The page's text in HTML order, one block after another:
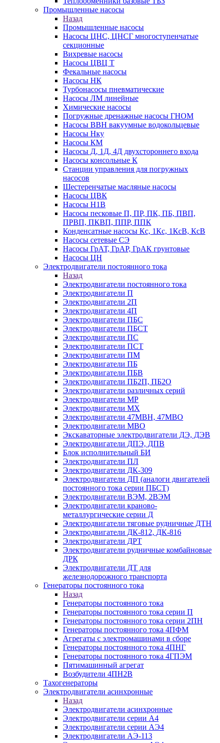
Промышленные насосы
Назад
Промышленные насосы
Насосы ЦНС, ЦНСГ многоступенчатые
секционные
Вихревые насосы
Насосы ЦВЦ Т
Фекальные насосы
Насосы НК
Турбонасосы пневматические
Насосы ЛМ линейные
Химические насосы
Погружные дренажные насосы ГНОМ
Насосы ВВН вакуумные водокольцевые
Насосы Нку
Насосы КМ
Насосы Д, 1Д, 4Д двухстороннего входа
Насосы консольные К
Станции управления для погружных
насосов
Шестеренчатые масляные насосы
Насосы ЦВК
Насосы Н1В
Насосы песковые П, ПР, ПК, ПБ, ПВП,
ПРВП, ПКВП, ППР, ППК
Конденсатные насосы Кс, 1Кс, 1КсВ, КсВ
Насосы сетевые СЭ
Насосы ГрАТ, ГрАР, ГрАК грунтовые
Насосы ЦН
Электродвигатели постоянного тока
Назад
Электродвигатели постоянного тока
Электродвигатели П
Электродвигатели 2П
Электродвигатели 4П
Электродвигатели ПБС
Электродвигатели ПБСТ
Электродвигатели ПС
Электродвигатели ПСТ
Электродвигатели ПМ
Электродвигатели ПБ
Электродвигатели ПБВ
Электродвигатели ПБ2П, ПБ2О
Электродвигатели различных серий
Электродвигатели МР
Электродвигатели MX
Электродвигатели 47MBH, 47МВО
Электродвигатели MBO
Экскаваторные электродвигатели ДЭ, ДЭВ
Электродвигатели ДПЭ, ДПВ
Блок исполнительный БИ
Электродвигатели ПЛ
Электродвигатели ДК-309
Электродвигатели ДП (аналоги двигателей
постоянного тока серии ПБСТ)
Электродвигатели ВЭМ, 2ВЭМ
Электродвигатели краново-
металлургические серии Д
Электродвигатели тяговые рудничные ДТН
Электродвигатели ДК-812, ДК-816
Электродвигатели ДРТ
Электродвигатели рудничные комбайновые
ДРК
Электродвигатели ДТ для
железнодорожного транспорта
Генераторы постоянного тока
Назад
Генераторы постоянного тока
Генераторы постоянного тока серии П
Генераторы постоянного тока серии 2ПН
Генераторы постоянного тока 4ПФМ
Агрегаты с электромашинами в сборе
Генераторы постоянного тока 4ПНГ
Генераторы постоянного тока 4ГПЭМ
Пятимашинный агрегат
Возбудители 4ПН2В
Тахогенераторы
Электродвигатели асинхронные
Назад
Электродвигатели асинхронные
Электродвигатели серии А4
Электродвигатели серии АЭ4
Электродвигатели АЭ-113